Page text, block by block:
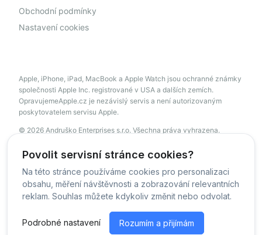
Povolit servisní stránce cookies?
Na této stránce používáme cookies pro personalizaci
obsahu, měření návštěvnosti a zobrazování relevantních
reklam. Souhlas můžete kdykoliv změnit nebo odvolat.
Podrobné nastavení Rozumím a přijímám
Obchodní podmínky
Nastavení cookies
Apple, iPhone, iPad, MacBook a Apple Watch jsou ochranné známky
společnosti Apple Inc. registrované v USA a dalších zemích.
OpravujemeApple.cz je nezávislý servis a není autorizovaným
poskytovatelem servisu Apple.
© 2026 Andruško Enterprises s.r.o. Všechna práva vyhrazena.
© OpravujemeApple - 2026 -Všechna práva vyhrazena.
Běžíme na
MyRepair.app